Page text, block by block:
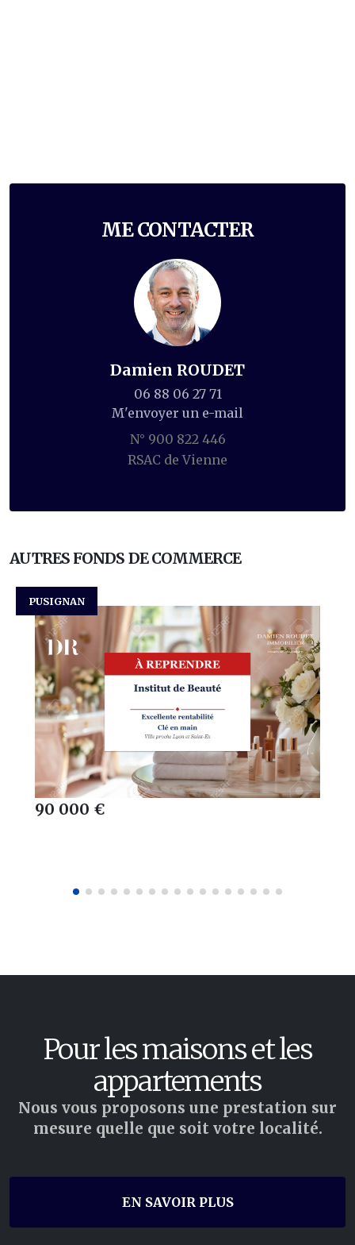
ME CONTACTER
Damien ROUDET
06 88 06 27 71
M'envoyer un e-mail
N° 900 822 446
RSAC de Vienne
AUTRES FONDS DE COMMERCE
PUSIGNAN
90 000 €
Pour les maisons et les
appartements
Nous vous proposons une prestation sur
mesure quelle que soit votre localité.
EN SAVOIR PLUS